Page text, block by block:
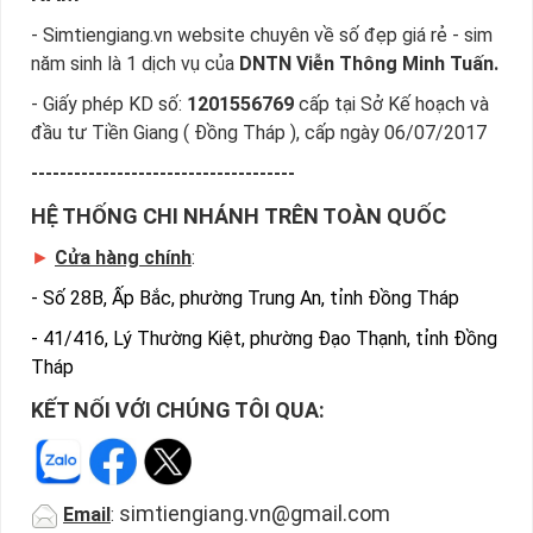
Trên đây là những chia sẻ chi tiết về dòng sim số đẹp giá rẻ
- Simtiengiang.vn website chuyên về số đẹp giá rẻ - sim
năm sinh là 1 dịch vụ của DNTN Viễn Thông Minh Tuấn.
- Giấy phép KD số: 1201556769 cấp tại Sở Kế hoạch và
đầu tư Tiền Giang ( Đồng Tháp ), cấp ngày 06/07/2017
-------------------------------------
HỆ THỐNG CHI NHÁNH TRÊN TOÀN QUỐC
► Cửa hàng chính:
- Số 28B, Ấp Bắc, phường Trung An, tỉnh Đồng Tháp
- 41/416, Lý Thường Kiệt, phường Đạo Thạnh, tỉnh Đồng
Tháp
KẾT NỐI VỚI CHÚNG TÔI QUA:
Email: simtiengiang.vn@gmail.com